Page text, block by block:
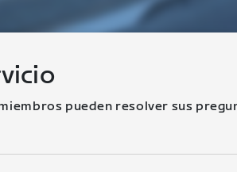
pueden resolver sus